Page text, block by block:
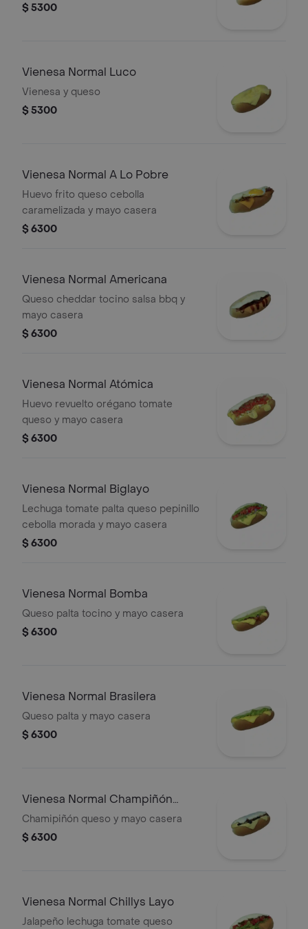
$ 5300
Vienesa Normal Luco
Vienesa y queso
$ 5300
Vienesa Normal A Lo Pobre
Huevo frito queso cebolla
caramelizada y mayo casera
$ 6300
Vienesa Normal Americana
Queso cheddar tocino salsa bbq y
mayo casera
$ 6300
Vienesa Normal Atómica
Huevo revuelto orégano tomate
queso y mayo casera
$ 6300
Vienesa Normal Biglayo
Lechuga tomate palta queso pepinillo
cebolla morada y mayo casera
$ 6300
Vienesa Normal Bomba
Queso palta tocino y mayo casera
$ 6300
Vienesa Normal Brasilera
Queso palta y mayo casera
$ 6300
Vienesa Normal Champiñón
Queso
Chamipiñón queso y mayo casera
$ 6300
Vienesa Normal Chillys Layo
Jalapeño lechuga tomate queso